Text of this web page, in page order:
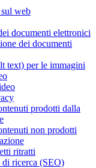
web
documenti elettronici
dei documenti
text) per le immagini
prodotti dalla
non prodotti
ritratti
ricerca (SEO)